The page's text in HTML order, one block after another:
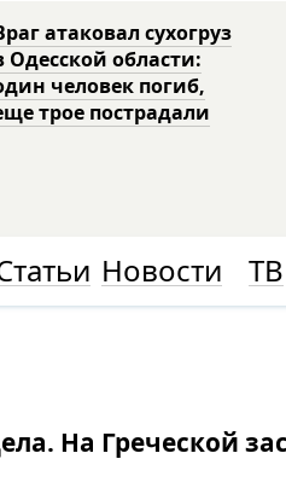
атаковал сухогруз
Одесской области:
человек погиб,
трое пострадали
Новости ТВ
На Греческой